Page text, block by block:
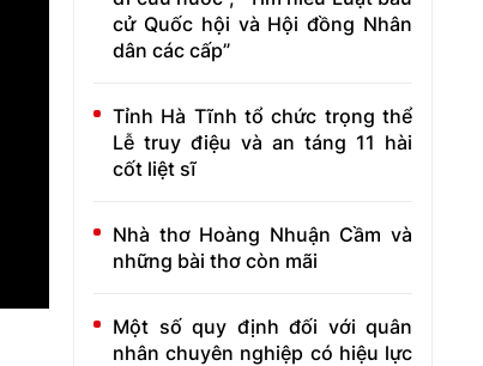
cử Quốc hội và Hội đồng Nhân
dân các cấp”
Tỉnh Hà Tĩnh tổ chức trọng thể
Lễ truy điệu và an táng 11 hài
cốt liệt sĩ
Nhà thơ Hoàng Nhuận Cầm và
những bài thơ còn mãi
Một số quy định đối với quân
nhân chuyên nghiệp có hiệu lực